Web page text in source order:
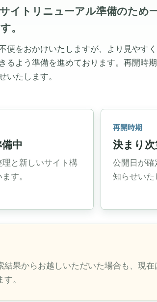
イトリニューアル準備のため
。
便をおかけいたしますが、より見やす
るよう準備を進めております。再開時期
いたします。
中
と新しいサイト構
す。
再開時期
決まり
公開日が確
知らせいた
結果からお越しいただいた場合も、現
。